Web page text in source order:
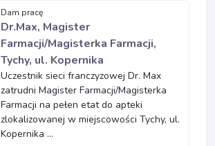
Dam pracę
Dr.Max, Magister
Farmacji/Magisterka Farmacji,
Tychy, ul. Kopernika
Uczestnik sieci franczyzowej Dr. Max
zatrudni Magister Farmacji/Magisterka
Farmacji na pełen etat do apteki
zlokalizowanej w miejscowości Tychy, ul.
Kopernika ...